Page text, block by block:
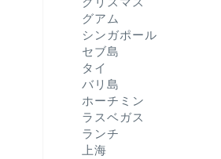
グアム
シンガポール
セブ島
タイ
バリ島
ホーチミン
ラスベガス
ランチ
上海